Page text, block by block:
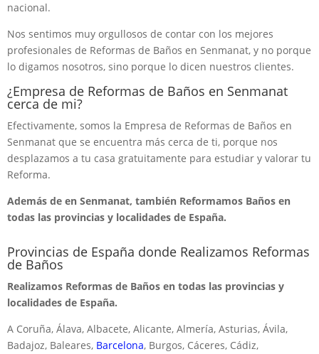
nacional.
Nos sentimos muy orgullosos de contar con los mejores
profesionales de Reformas de Baños en Senmanat, y no porque
lo digamos nosotros, sino porque lo dicen nuestros clientes.
¿Empresa de Reformas de Baños en Senmanat
cerca de mi?
Efectivamente, somos la Empresa de Reformas de Baños en
Senmanat que se encuentra más cerca de ti, porque nos
desplazamos a tu casa gratuitamente para estudiar y valorar tu
Reforma.
Además de en Senmanat, también Reformamos Baños en
todas las provincias y localidades de España.
Provincias de España donde Realizamos Reformas
de Baños
Realizamos Reformas de Baños en todas las provincias y
localidades de España.
A Coruña, Álava, Albacete, Alicante, Almería, Asturias, Ávila,
Badajoz, Baleares, Barcelona, Burgos, Cáceres, Cádiz,